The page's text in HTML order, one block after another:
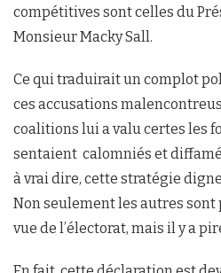
compétitives sont celles du
Monsieur Macky Sall.
Ce qui traduirait un complot
ces accusations
coalitions lui a valu certes les
sentaient calomniés et
à vrai dire, cette stratégie
Non seulement les autres
vue de l’électorat, mais il y a